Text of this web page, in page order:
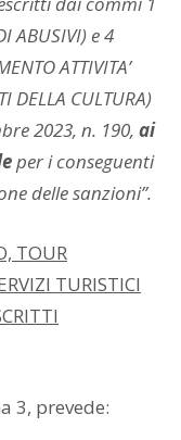
ABUSIVI) e 4
ATTIVITA’
DELLA CULTURA)
2023, n. 190, ai
per i conseguenti
delle sanzioni”.
TOUR
TURISTICI
3, prevede: